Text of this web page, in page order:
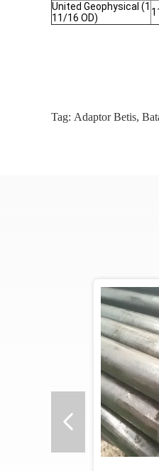
United Geophysical (1
11/16 OD)
Tag: Adaptor Betis,